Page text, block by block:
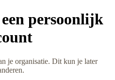
persoonlijk
je organisatie. Dit kun je later